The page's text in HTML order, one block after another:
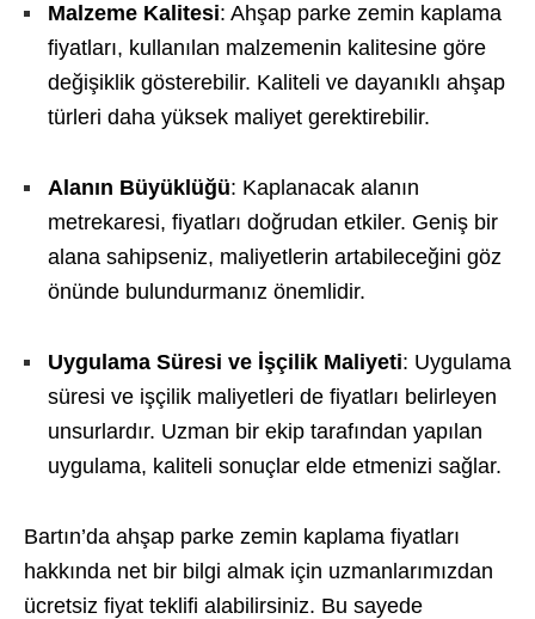
Malzeme Kalitesi: Ahşap parke zemin kaplama
fiyatları, kullanılan malzemenin kalitesine göre
değişiklik gösterebilir. Kaliteli ve dayanıklı ahşap
türleri daha yüksek maliyet gerektirebilir.
Alanın Büyüklüğü: Kaplanacak alanın
metrekaresi, fiyatları doğrudan etkiler. Geniş bir
alana sahipseniz, maliyetlerin artabileceğini göz
önünde bulundurmanız önemlidir.
Uygulama Süresi ve İşçilik Maliyeti: Uygulama
süresi ve işçilik maliyetleri de fiyatları belirleyen
unsurlardır. Uzman bir ekip tarafından yapılan
uygulama, kaliteli sonuçlar elde etmenizi sağlar.
Bartın’da ahşap parke zemin kaplama fiyatları
hakkında net bir bilgi almak için uzmanlarımızdan
ücretsiz fiyat teklifi alabilirsiniz. Bu sayede